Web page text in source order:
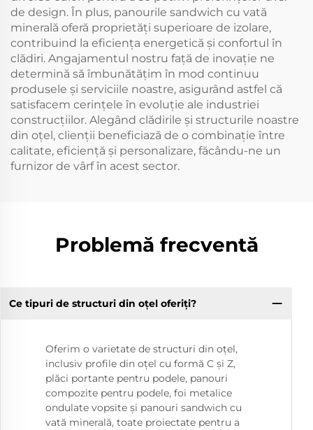
de design. În plus, panourile sandwich cu vată
minerală oferă proprietăți superioare de izolare,
contribuind la eficiența energetică și confortul în
clădiri. Angajamentul nostru față de inovație ne
determină să îmbunătățim în mod continuu
produsele și serviciile noastre, asigurând astfel că
satisfacem cerințele în evoluție ale industriei
construcțiilor. Alegând clădirile și structurile noastre
din oțel, clienții beneficiază de o combinație între
calitate, eficiență și personalizare, făcându-ne un
furnizor de vârf în acest sector.
Problemă frecventă
Ce tipuri de structuri din oțel oferiți?
Oferim o varietate de structuri din oțel,
inclusiv profile din oțel cu formă C și Z,
plăci portante pentru podele, panouri
compozite pentru podele, foi metalice
ondulate vopsite și panouri sandwich cu
vată minerală, toate proiectate pentru a